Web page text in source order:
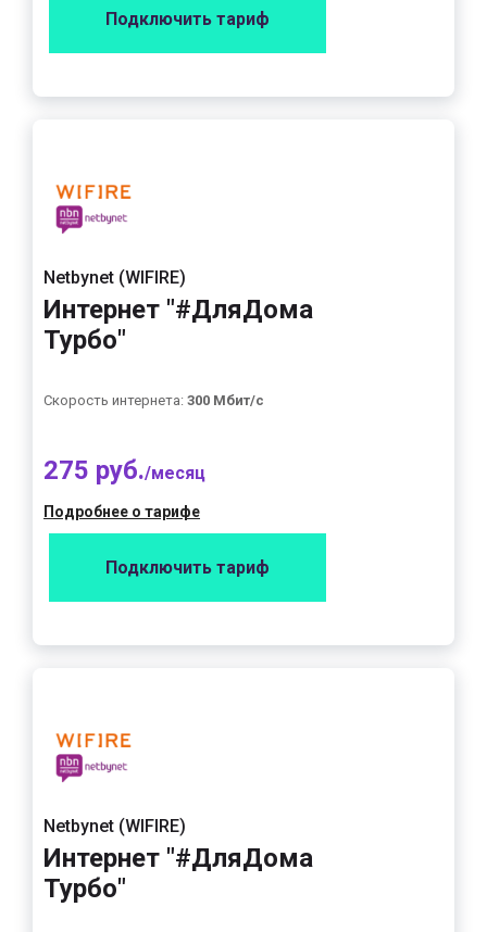
Подключить тариф
Netbynet (WIFIRE)
Интернет "#ДляДома
Турбо"
Скорость интернета: 300 Мбит/с
275 руб./месяц
Подробнее о тарифе
Подключить тариф
Netbynet (WIFIRE)
Интернет "#ДляДома
Турбо"